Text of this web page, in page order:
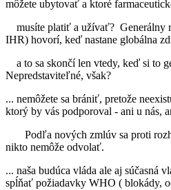
môžete ubytovať a ktoré
musíte platiť a užívať? Generálny
IHR) hovorí, keď nastane globálna
a to sa skončí len vtedy, keď si to
Nepredstaviteľné, však?
... nemôžete sa brániť, pretože
ktorý by vás podporoval - ani u nás,
Podľa nových zmlúv sa proti
nikto nemôže odvolať.
... naša budúca vláda ale aj súčasná
spĺňať požiadavky WHO ( blokády,